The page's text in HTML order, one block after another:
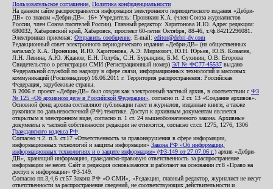
Пользовательское соглашение Политика конфиденциальности
На данном сайте распространяется информация электронного периодического издания «Дебри-
ДВ» со знаком «Дебри-ДВ». 16+ Учредитель: Пронякин К.А. (член Союза журналистов
России, член Союза писателей России). Главный редактор: Харитонова И.Ю. Адрес редакции:
680032, Хабаровский край, Хабаровск, проспект 60-летия Октября, 88-46, т./ф.84212296081.
Электронная приемная: Отправить сообщение . E-mail: editor@debri-dv.com
Редакционный совет электронного периодического издания «Дебри-ДВ» (на общественных
началах): К.А. Пронякин, И.Ю. Харитонова, А.Э. Мирмович, Ю.Н. Юрьев, Ю.В. Ковалев,
Л.Н. Левина, А.Ю. Жданов, Е.Н. Голубь, С.Н. Бурындин, Б.М. Сухинин, О.В. Егорова
Свидетельство о регистрации СМИ (Регистрационный номер) ЭЛ № ФС77-45537 выдано
Федеральной службой по надзору в сфере связи, информационных технологий и массовых
коммуникаций (Роскомнадзор) 16.06.2011 г. Территория распространения: Российская
Федерация, зарубежные страны.
В 2006 г. проект «Дебри-ДВ» был создан как электронный частный архив, в соответствии с ФЗ
№ 125 «Об архивном деле в Российской Федерации» , согласно п. 2 ст. 13 «Создание архивов».
Основной фонд архива составляют публикации газет и журналов, изданные книги, а также
рукописи по дальневосточной (РФ) тематике. Доступ к архивным документам является
открытым в электронном виде, согласно п. 1 ст. 24 вышеобозначенного закона. Архивные
документы к частной собственности редакции не относятся, согласно ст.ст. 1275, 1276, 1306
Гражданского кодекса РФ
Согласно ч.2. п.3. ст.17 «Ответственность за правонарушения в сфере информации,
информационных технологий и защиты информации» Закона РФ «Об информации,
информационных технологиях и о защите информации» (ФЗ-149 от 27.07.06 г.) архив «Дебри-
ДВ», хранящий информацию, гражданско-правовую ответственность за распространение
информации не несет. Сайт и редакция основываются и работают на основании ст.8 «Право на
доступ к информации» ФЗ-149.
Согласно пп.3,4,6 ст.57 Закона РФ «О СМИ», «Редакция, главный редактор, журналист не несут
ответственности за распространение сведений, не соответствующих действительности и